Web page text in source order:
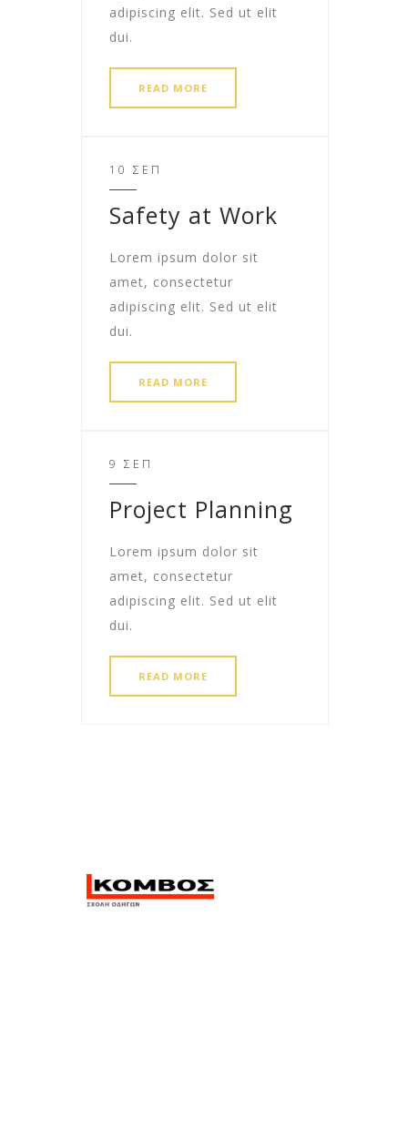
adipiscing elit. Sed ut elit
dui.
READ MORE
10 ΣΕΠ
Safety at Work
Lorem ipsum dolor sit
amet, consectetur
adipiscing elit. Sed ut elit
dui.
READ MORE
9 ΣΕΠ
Project Planning
Lorem ipsum dolor sit
amet, consectetur
adipiscing elit. Sed ut elit
dui.
READ MORE